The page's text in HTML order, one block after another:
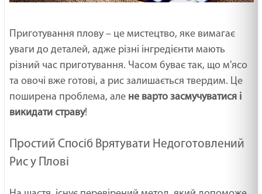
Приготування плову – це мистецтво, яке вимагає
уваги до деталей, адже різні інгредієнти мають
різний час приготування. Часом буває так, що м'ясо
та овочі вже готові, а рис залишається твердим. Це
поширена проблема, але не варто засмучуватися і
викидати страву!
Простий Спосіб Врятувати Недоготовлений
Рис у Плові